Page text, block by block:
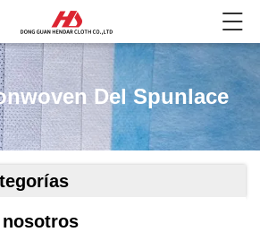
Del Spunlace